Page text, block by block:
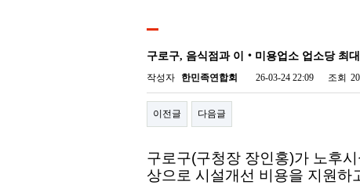
구로구, 음식점과 이‧미용업소 업소당 최대
작성자 한민족연합회 26-03-24 22:09 조회
이전글 다음글
구로구(구청장 장인홍)가 노후
상으로 시설개선 비용을 지원하